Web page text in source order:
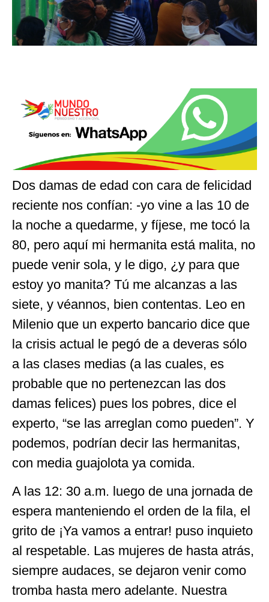
Dos damas de edad con cara de felicidad
reciente nos confían: -yo vine a las 10 de
la noche a quedarme, y fíjese, me tocó la
80, pero aquí mi hermanita está malita, no
puede venir sola, y le digo, ¿y para que
estoy yo manita? Tú me alcanzas a las
siete, y véannos, bien contentas. Leo en
Milenio que un experto bancario dice que
la crisis actual le pegó de a deveras sólo
a las clases medias (a las cuales, es
probable que no pertenezcan las dos
damas felices) pues los pobres, dice el
experto, “se las arreglan como pueden”. Y
podemos, podrían decir las hermanitas,
con media guajolota ya comida.
A las 12: 30 a.m. luego de una jornada de
espera manteniendo el orden de la fila, el
grito de ¡Ya vamos a entrar! puso inquieto
al respetable. Las mujeres de hasta atrás,
siempre audaces, se dejaron venir como
tromba hasta mero adelante. Nuestra